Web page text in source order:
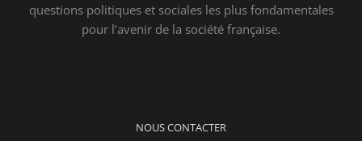
questions politiques et sociales les plus fondamentales
pour l’avenir de la société française.
NOUS CONTACTER